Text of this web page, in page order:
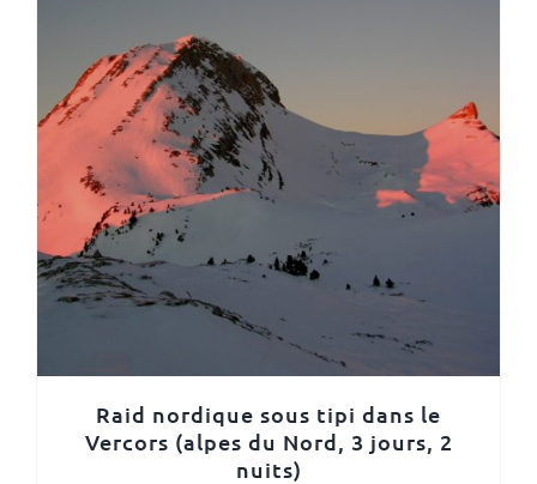
Raid nordique sous tipi dans le
Vercors (alpes du Nord, 3 jours, 2
nuits)